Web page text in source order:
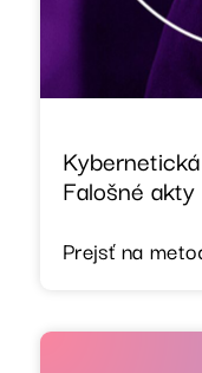
Falošné
Prejsť na